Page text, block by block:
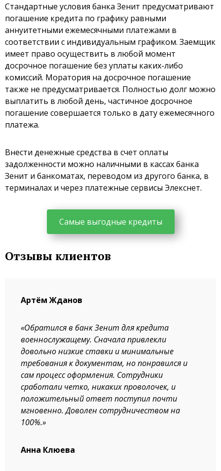
Стандартные условия банка Зенит предусматривают
погашение кредита по графику равными
аннуитетными ежемесячными платежами в
соответствии с индивидуальным графиком. Заемщик
имеет право осуществить в любой момент
досрочное погашение без уплаты каких-либо
комиссий. Моратория на досрочное погашение
также не предусматривается. Полностью долг можно
выплатить в любой день, частичное досрочное
погашение совершается только в дату ежемесячного
платежа.
Внести денежные средства в счет оплаты
задолженности можно наличными в кассах банка
Зенит и банкоматах, переводом из другого банка, в
терминалах и через платежные сервисы Элекснет.
Самые выгодные кредиты
Отзывы клиентов
Артём Жданов
«Обратился в банк Зенит для кредита
военнослужащему. Сначала привлекли
довольно низкие ставки и минимальные
требования к документам, но понравился и
сам процесс оформления. Сотрудники
сработали четко, никаких проволочек, и
положительный ответ поступил почти
мгновенно. Доволен сотрудничеством на
100%.»
Анна Клюева